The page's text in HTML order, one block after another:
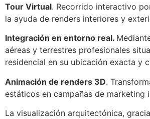
Tour Virtual. Recorrido interactivo
la ayuda de renders interiores y
Integración en entorno real.
aéreas y terrestres profesionales
residencial en su ubicación exacta y
Animación de renders 3D.
estáticos en campañas de marketing
La visualización arquitectónica,